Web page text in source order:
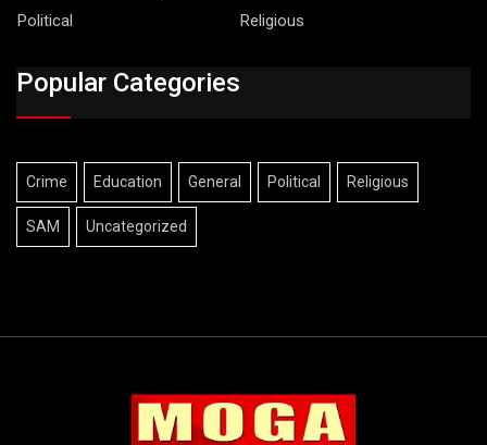
Political
Religious
Popular Categories
Crime Education General Political Religious
SAM Uncategorized